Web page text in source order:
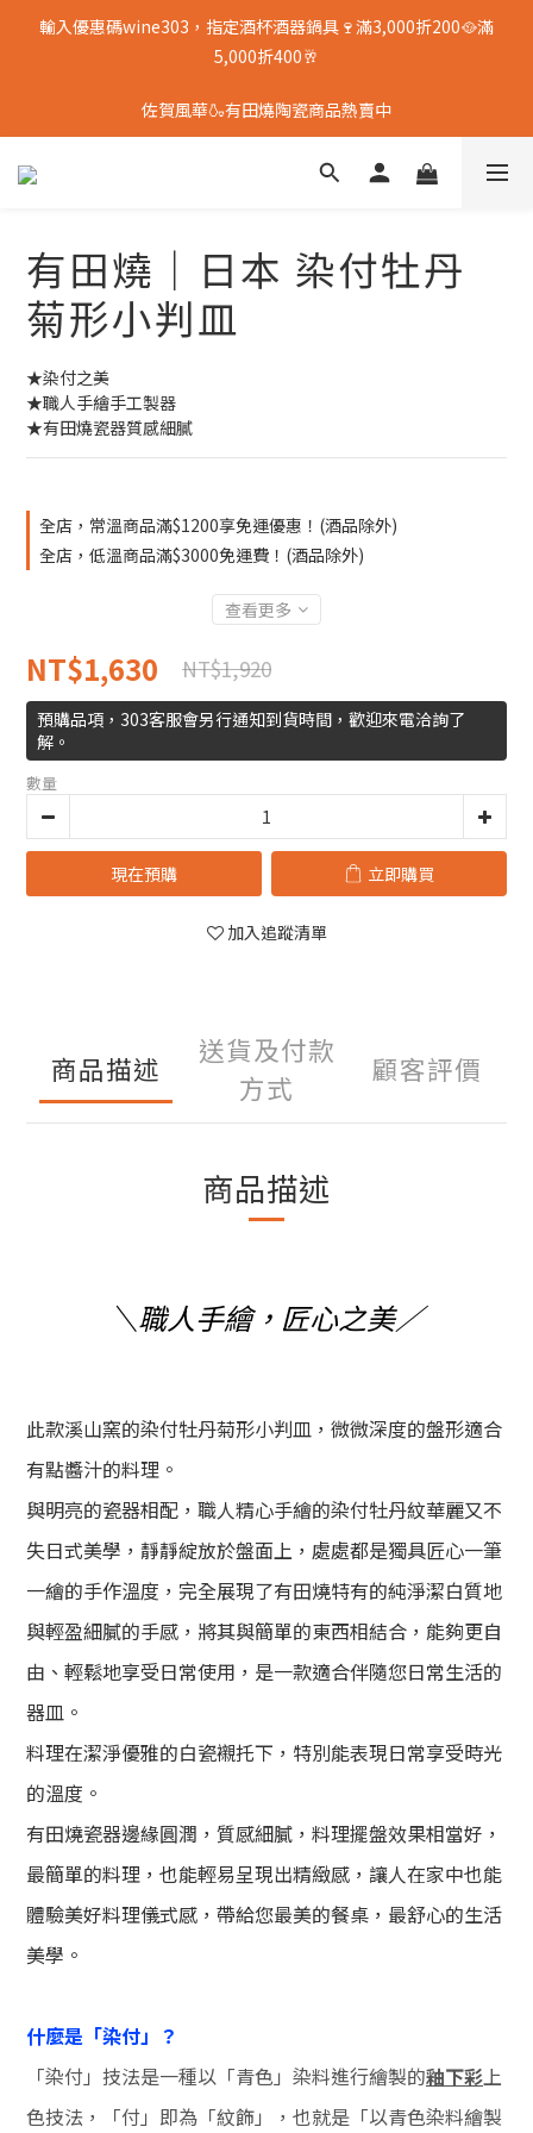
輸入優惠碼wine303，指定酒杯酒器鍋具🍷滿3,000折200🥘滿
5,000折400🥂
佐賀風華🍶有田燒陶瓷商品熱賣中
有田燒｜日本 染付牡丹
菊形小判皿
★染付之美
★職人手繪手工製器
★有田燒瓷器質感細膩
全店，常溫商品滿$1200享免運優惠！(酒品除外)
全店，低溫商品滿$3000免運費！(酒品除外)
查看更多
NT$1,630 NT$1,920
預購品項，303客服會另行通知到貨時間，歡迎來電洽詢了
解。
數量
現在預購 立即購買
加入追蹤清單
商品描述
送貨及付款
方式
顧客評價
商品描述
＼職人手繪，匠心之美／
此款溪山窯的染付牡丹菊形小判皿，微微深度的盤形適合
有點醬汁的料理。
與明亮的瓷器相配，職人精心手繪的染付牡丹紋華麗又不
失日式美學，靜靜綻放於盤面上，處處都是獨具匠心一筆
一繪的手作溫度， 完全展現了有田燒特有的純淨潔白質地
與輕盈細膩的手感，將其與簡單的東西相結合，能夠更自
由、輕鬆地享受日常使用，是一款適合伴隨您日常生活的
器皿。
料理在潔淨優雅的白瓷襯托下，特別能表現日常享受時光
的溫度 。
有田燒瓷器邊緣圓潤 ， 質感細膩，料理擺盤效果相當好，
最簡單的料理，也能輕易呈現出精緻感，讓人在家中也能
體驗美好料理儀式感，帶給您最美的餐桌，最舒心的生活
美學。
什麼是「染付」？
「染付」技法是一種以「青色」染料進行繪製的釉下彩上
色技法，「付」即為「紋飾」，也就是「以青色染料繪製